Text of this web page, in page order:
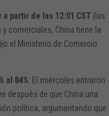
partir de las 12:01 CST (las
comerciales, China tiene la
el Ministerio de Comercio
al 84% . El miércoles entraron
después de que China una
política, argumentando que